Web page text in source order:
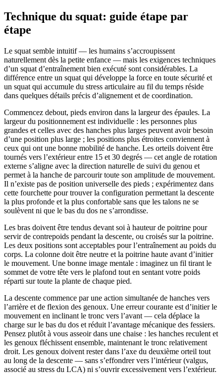
Technique du squat: guide étape par
étape
Le squat semble intuitif — les humains s’accroupissent
naturellement dès la petite enfance — mais les exigences techniques
d’un squat d’entraînement bien exécuté sont considérables. La
différence entre un squat qui développe la force en toute sécurité et
un squat qui accumule du stress articulaire au fil du temps réside
dans quelques détails précis d’alignement et de coordination.
Commencez debout, pieds environ dans la largeur des épaules. La
largeur du positionnement est individuelle : les personnes plus
grandes et celles avec des hanches plus larges peuvent avoir besoin
d’une position plus large ; les positions plus étroites conviennent à
ceux qui ont une bonne mobilité de hanche. Les orteils doivent être
tournés vers l’extérieur entre 15 et 30 degrés — cet angle de rotation
externe s’aligne avec la direction naturelle de suivi du genou et
permet à la hanche de parcourir toute son amplitude de mouvement.
Il n’existe pas de position universelle des pieds ; expérimentez dans
cette fourchette pour trouver la configuration permettant la descente
la plus profonde et la plus confortable sans que les talons ne se
soulèvent ni que le bas du dos ne s’arrondisse.
Les bras doivent être tendus devant soi à hauteur de poitrine pour
servir de contrepoids pendant la descente, ou croisés sur la poitrine.
Les deux positions sont acceptables pour l’entraînement au poids du
corps. La colonne doit être neutre et la poitrine haute avant d’initier
le mouvement. Une bonne image mentale : imaginez un fil tirant le
sommet de votre tête vers le plafond tout en sentant votre poids
réparti sur toute la plante de chaque pied.
La descente commence par une action simultanée de hanches vers
l’arrière et de flexion des genoux. Une erreur courante est d’initier le
mouvement en inclinant le tronc vers l’avant — cela déplace la
charge sur le bas du dos et réduit l’avantage mécanique des fessiers.
Pensez plutôt à vous asseoir dans une chaise : les hanches reculent et
les genoux fléchissent ensemble, maintenant le tronc relativement
droit. Les genoux doivent rester dans l’axe du deuxième orteil tout
au long de la descente — sans s’effondrer vers l’intérieur (valgus,
associé au stress du LCA) ni s’ouvrir excessivement vers l’extérieur.